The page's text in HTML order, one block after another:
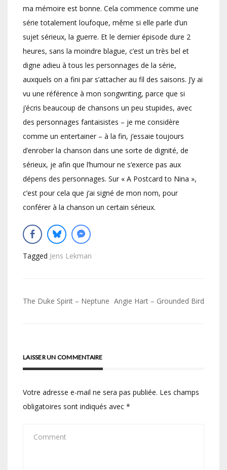
ma mémoire est bonne. Cela commence comme une
série totalement loufoque, même si elle parle d’un
sujet sérieux, la guerre. Et le dernier épisode dure 2
heures, sans la moindre blague, c’est un très bel et
digne adieu à tous les personnages de la série,
auxquels on a fini par s’attacher au fil des saisons. J’y ai
vu une référence à mon songwriting, parce que si
j’écris beaucoup de chansons un peu stupides, avec
des personnages fantaisistes – je me considère
comme un entertainer – à la fin, j’essaie toujours
d’enrober la chanson dans une sorte de dignité, de
sérieux, je afin que l’humour ne s’exerce pas aux
dépens des personnages. Sur « A Postcard to Nina »,
c’est pour cela que j’ai signé de mon nom, pour
conférer à la chanson un certain sérieux.
Tagged Jens Lekman
Navigation
The Duke Spirit – Neptune Angie Hart – Grounded Bird
LAISSER UN COMMENTAIRE
Votre adresse e-mail ne sera pas publiée. Les champs
obligatoires sont indiqués avec *